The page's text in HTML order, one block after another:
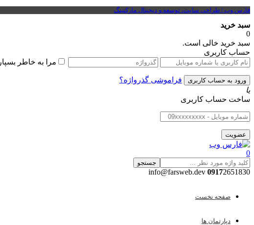
فارس وب | طراحی سایت، توسعه و دیجیتال مارکتینگ
سبد خرید
0
سبد خرید خالی است.
حساب کاربری
مرا به خاطر بسپار
فراموشی گذرواژه؟
یا
ساخت حساب کاربری
0
جستجو
09172651830 info@farsweb.dev
صفحه نخست
دپارتمان ها